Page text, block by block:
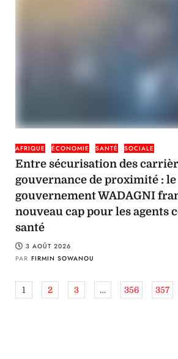
AFRIQUE ÉCONOMIE SANTÉ SOCIALE
Entre sécurisation des
gouvernance de proximité : le
gouvernement WADAGNI
nouveau cap pour les agents
santé
3 AOÛT 2026
PAR FIRMIN SOWANOU
1 2 3 … 356 357